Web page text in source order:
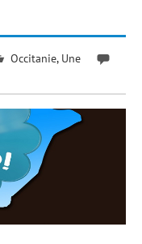
Occitanie, Une